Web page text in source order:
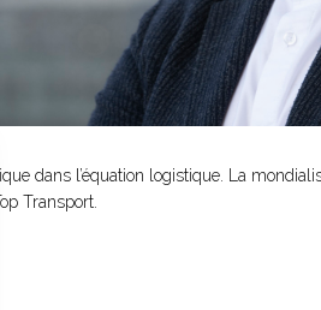
dans l’équation logistique. La
Transport.